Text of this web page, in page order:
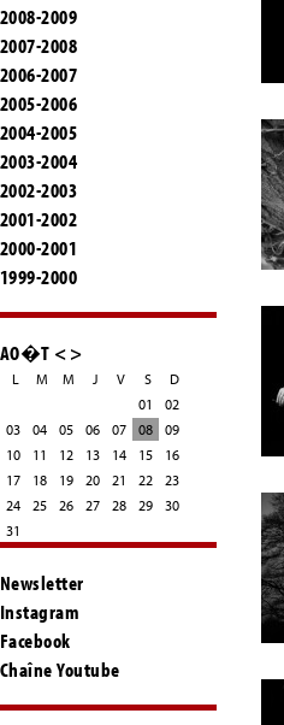
2008-2009
2007-2008
2006-2007
2005-2006
2004-2005
2003-2004
2002-2003
2001-2002
2000-2001
1999-2000
AO�T <>
L M M J V S
D
01
02
03
04 05 06 07 08
09
10
11 12 13 14 15
16
17
18 19 20 21 22
23
24
25 26 27 28 29
30
31
Newsletter
Instagram
Facebook
Chaîne Youtube